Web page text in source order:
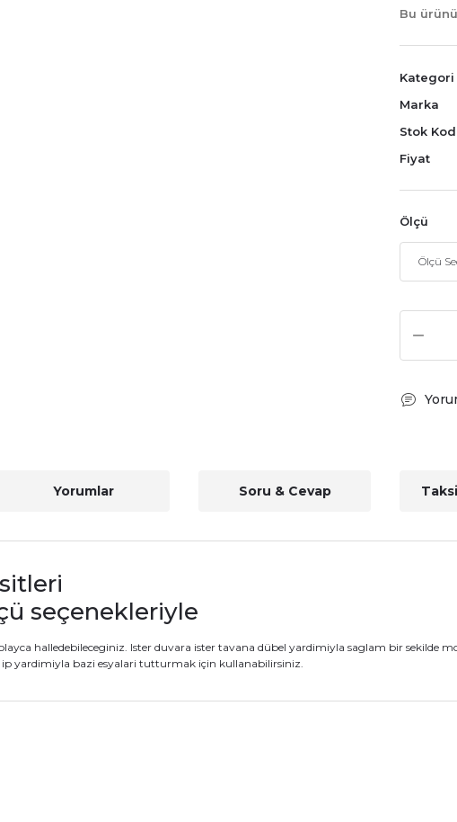
Bu ürünü
Kategori
Marka
Stok
Fiyat
Ölçü
Yorumlar Soru & Cevap
seçenekleriyle
halledebileceginiz. Ister duvara ister tavana dübel yardimiyla saglam bir
ip yardimiyla bazi esyalari tutturmak için kullanabilirsiniz.